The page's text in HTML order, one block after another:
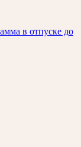
в отпуске до